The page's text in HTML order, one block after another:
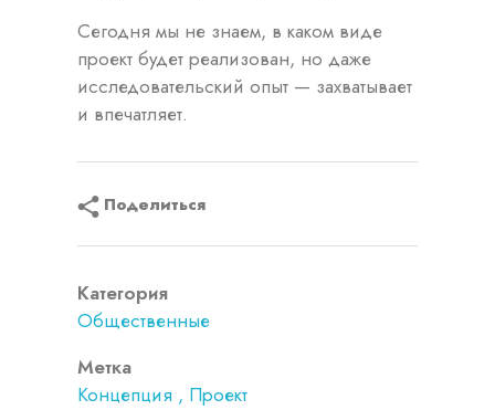
Сегодня мы не знаем, в каком виде
проект будет реализован, но даже
исследовательский опыт — захватывает
и впечатляет.
Поделиться
Категория
Общественные
Метка
Концепция
Проект